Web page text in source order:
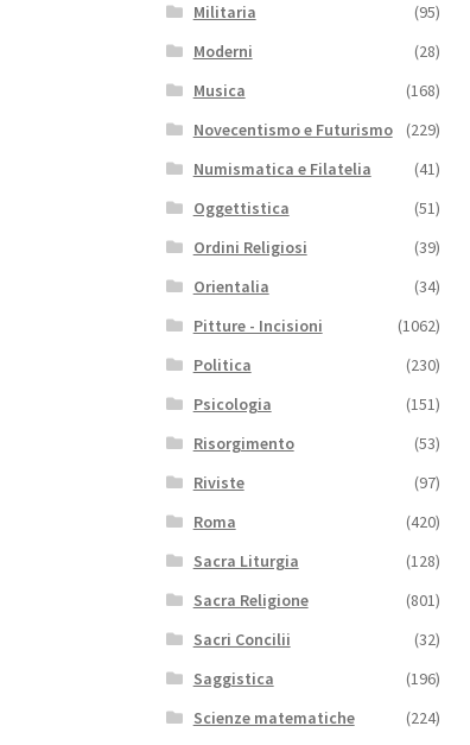
Militaria
(95)
Moderni
(28)
Musica
(168)
Novecentismo e Futurismo
(229)
Numismatica e Filatelia
(41)
Oggettistica
(51)
Ordini Religiosi
(39)
Orientalia
(34)
Pitture - Incisioni
(1062)
Politica
(230)
Psicologia
(151)
Risorgimento
(53)
Riviste
(97)
Roma
(420)
Sacra Liturgia
(128)
Sacra Religione
(801)
Sacri Concilii
(32)
Saggistica
(196)
Scienze matematiche
(224)